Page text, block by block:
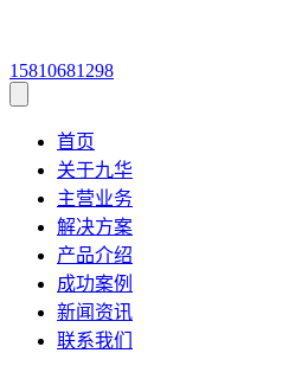
15810681298
首页
关于九华
主营业务
解决方案
产品介绍
成功案例
新闻资讯
联系我们